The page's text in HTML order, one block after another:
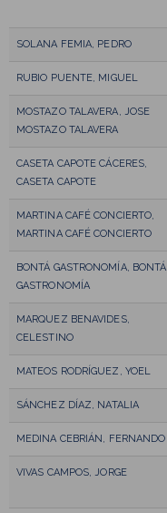
SOLANA FEMIA, PEDRO
RUBIO PUENTE, MIGUEL
MOSTAZO TALAVERA, JOSE
MOSTAZO TALAVERA
CASETA CAPOTE CÁCERES,
CASETA CAPOTE
MARTINA CAFÉ CONCIERTO,
MARTINA CAFÉ CONCIERTO
BONTÁ GASTRONOMÍA, BONTÁ
GASTRONOMÍA
MARQUEZ BENAVIDES,
CELESTINO
MATEOS RODRÍGUEZ, YOEL
SÁNCHEZ DÍAZ, NATALIA
MEDINA CEBRIÁN, FERNANDO
VIVAS CAMPOS, JORGE